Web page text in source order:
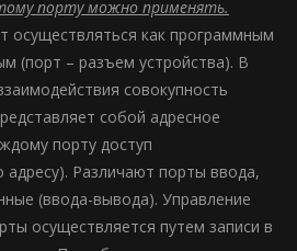
порту можно применять.
осуществляться как программным
(порт – разъем устройства). В
совокупность
собой адресное
порту доступ
адресу). Различают порты ввода,
(ввода-вывода). Управление
осуществляется путем записи в